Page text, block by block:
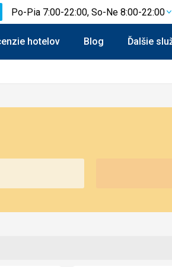
Po-Pia 7:00-22:00, So-Ne 8:00-22:00
hotelov Blog Ďalšie